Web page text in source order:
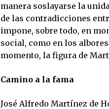
manera soslayarse la
de las contradicciones
impone, sobre todo, en
social, como en los
momento, la figura de
Camino a la fama
José Alfredo Martínez de